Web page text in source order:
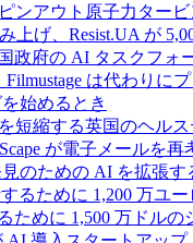
ンアウト原子力ター
上げ、Resist.UA が
政府の AI タスクフォ
は代わりに
始めるとき
短縮する英国のヘル
が電子メールを
のための AI を拡張
るために 1,200 万ユ
ために 1,500 万ドルの